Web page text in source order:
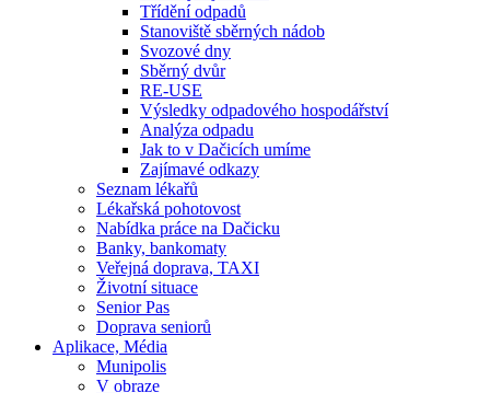
Třídění odpadů
Stanoviště sběrných nádob
Svozové dny
Sběrný dvůr
RE-USE
Výsledky odpadového hospodářství
Analýza odpadu
Jak to v Dačicích umíme
Zajímavé odkazy
Seznam lékařů
Lékařská pohotovost
Nabídka práce na Dačicku
Banky, bankomaty
Veřejná doprava, TAXI
Životní situace
Senior Pas
Doprava seniorů
Aplikace, Média
Munipolis
V obraze